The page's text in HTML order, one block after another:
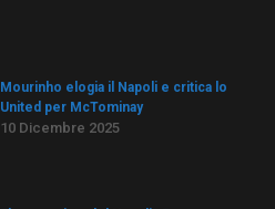
Mourinho elogia il Napoli e critica lo
United per McTominay
10 Dicembre 2025